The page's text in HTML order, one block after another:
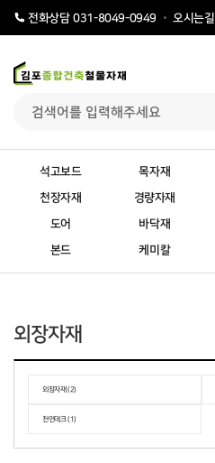
전화상담 031-8049-0949 오시는길
석고보드 목자재
천장자재 경량자재
도어 바닥재
본드 케미칼
외장자재
외장자재 (2)
천연데크 (1)